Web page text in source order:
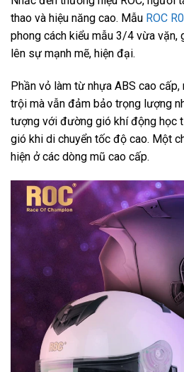
thao và hiệu năng cao. Mẫu ROC
phong cách kiểu mẫu 3/4 vừa vặn,
lên sự mạnh mẽ, hiện đại.
Phần vỏ làm từ nhựa ABS cao
trội mà vẫn đảm bảo trọng lượng
tượng với đường gió khí động học
gió khi di chuyển tốc độ cao. Một
hiện ở các dòng mũ cao cấp.